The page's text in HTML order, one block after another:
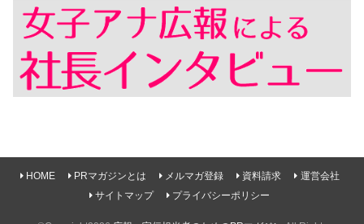
HOME PRマガジンとは メルマガ登録 資料請求
運営会社
サイトマップ
プライバシーポリシー